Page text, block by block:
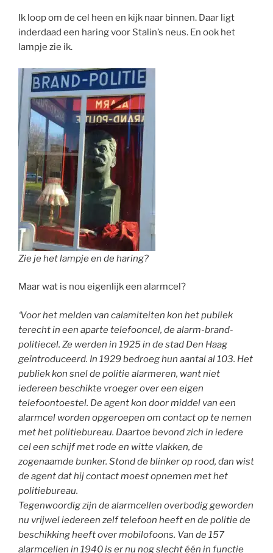
Ik loop om de cel heen en kijk naar binnen. Daar ligt
inderdaad een haring voor Stalin’s neus. En ook het
lampje zie ik.
Zie je het lampje en de haring?
Maar wat is nou eigenlijk een alarmcel?
‘Voor het melden van calamiteiten kon het publiek
terecht in een aparte telefooncel, de alarm-brand-
politiecel. Ze werden in 1925 in de stad Den Haag
geïntroduceerd. In 1929 bedroeg hun aantal al 103. Het
publiek kon snel de politie alarmeren, want niet
iedereen beschikte vroeger over een eigen
telefoontoestel. De agent kon door middel van een
alarmcel worden opgeroepen om contact op te nemen
met het politiebureau. Daartoe bevond zich in iedere
cel een schijf met rode en witte vlakken, de
zogenaamde bunker. Stond de blinker op rood, dan wist
de agent dat hij contact moest opnemen met het
politiebureau.
Tegenwoordig zijn de alarmcellen overbodig geworden
nu vrijwel iedereen zelf telefoon heeft en de politie de
beschikking heeft over mobilofoons. Van de 157
alarmcellen in 1940 is er nu nog slecht één in functie